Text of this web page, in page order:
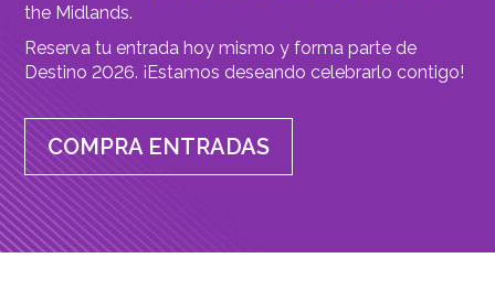
the Midlands.
Reserva tu entrada hoy mismo y forma parte de
Destino 2026. ¡Estamos deseando celebrarlo contigo!
COMPRA ENTRADAS